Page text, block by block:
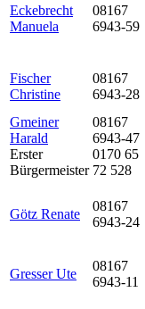
Eckebrecht
Manuela
08167
6943-59
Fischer
Christine
08167
6943-28
Gmeiner
Harald
Erster
Bürgermeister
08167
6943-47
0170 65
72 528
Götz Renate
08167
6943-24
Gresser Ute
08167
6943-11